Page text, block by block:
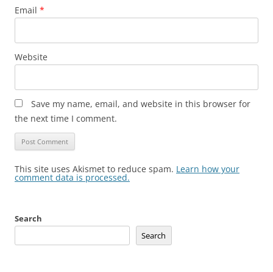
Email *
Website
Save my name, email, and website in this browser for
the next time I comment.
This site uses Akismet to reduce spam. Learn how your
comment data is processed.
Search
Search